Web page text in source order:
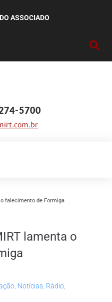
ASSOCIADO
5700
falecimento de Formiga
lamenta o
Notícias Rádio